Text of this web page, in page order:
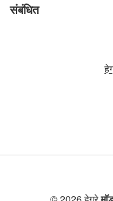
संबंधित